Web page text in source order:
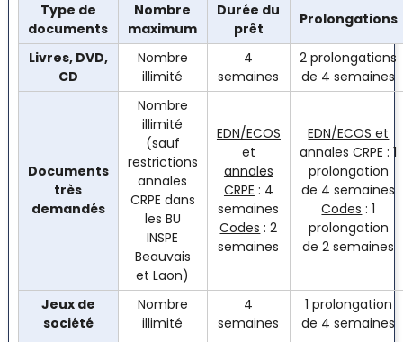
Type de
documents
Nombre
maximum
Durée du
prêt
Prolongations
Livres, DVD,
CD
Nombre
illimité
4
semaines
2 prolongations
de 4 semaines
Documents
très
demandés
Nombre
illimité
(sauf
restrictions
annales
CRPE dans
les BU
INSPE
Beauvais
et Laon)
EDN/ECOS
et
annales
CRPE : 4
semaines
Codes : 2
semaines
EDN/ECOS et
annales CRPE : 1
prolongation
de 4 semaines
Codes : 1
prolongation
de 2 semaines
Jeux de
société
Nombre
illimité
4
semaines
1 prolongation
de 4 semaines